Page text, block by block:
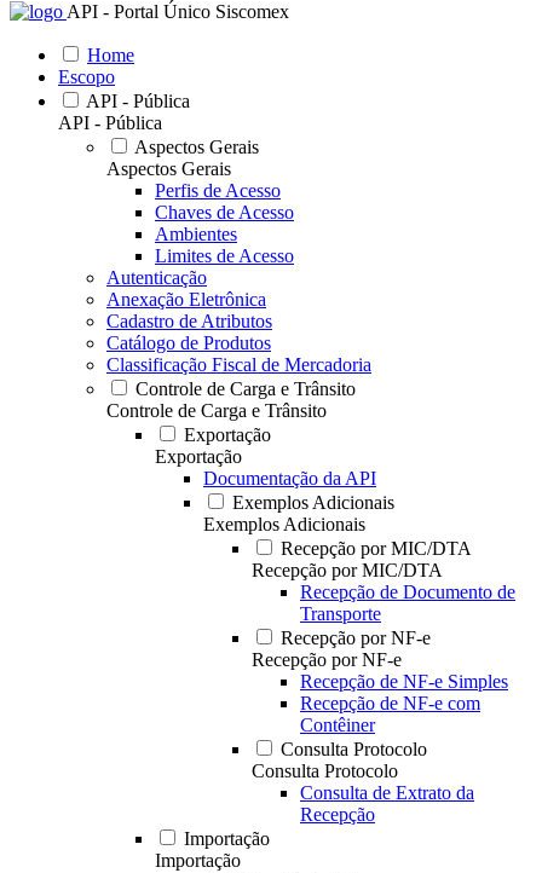
API - Portal Único Siscomex
Home
Escopo
API - Pública
API - Pública
Aspectos Gerais
Aspectos Gerais
Perfis de Acesso
Chaves de Acesso
Ambientes
Limites de Acesso
Autenticação
Anexação Eletrônica
Cadastro de Atributos
Catálogo de Produtos
Classificação Fiscal de Mercadoria
Controle de Carga e Trânsito
Controle de Carga e Trânsito
Exportação
Exportação
Documentação da API
Exemplos Adicionais
Exemplos Adicionais
Recepção por MIC/DTA
Recepção por MIC/DTA
Recepção de Documento de
Transporte
Recepção por NF-e
Recepção por NF-e
Recepção de NF-e Simples
Recepção de NF-e com
Contêiner
Consulta Protocolo
Consulta Protocolo
Consulta de Extrato da
Recepção
Importação
Importação